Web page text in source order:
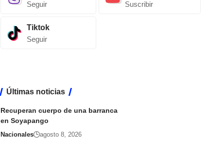
Seguir Suscribir
Tiktok
Seguir
Últimas noticias
Recuperan cuerpo de una barranca
en Soyapango
Nacionales agosto 8, 2026